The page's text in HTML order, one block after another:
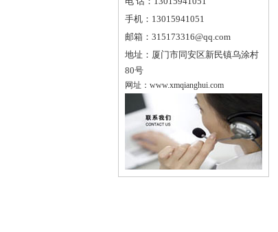
手机： 13015941051
邮箱： 315173316@qq.com
地址： 厦门市同安区新民镇乌涂村
80号
网址： www.xmqianghui.com